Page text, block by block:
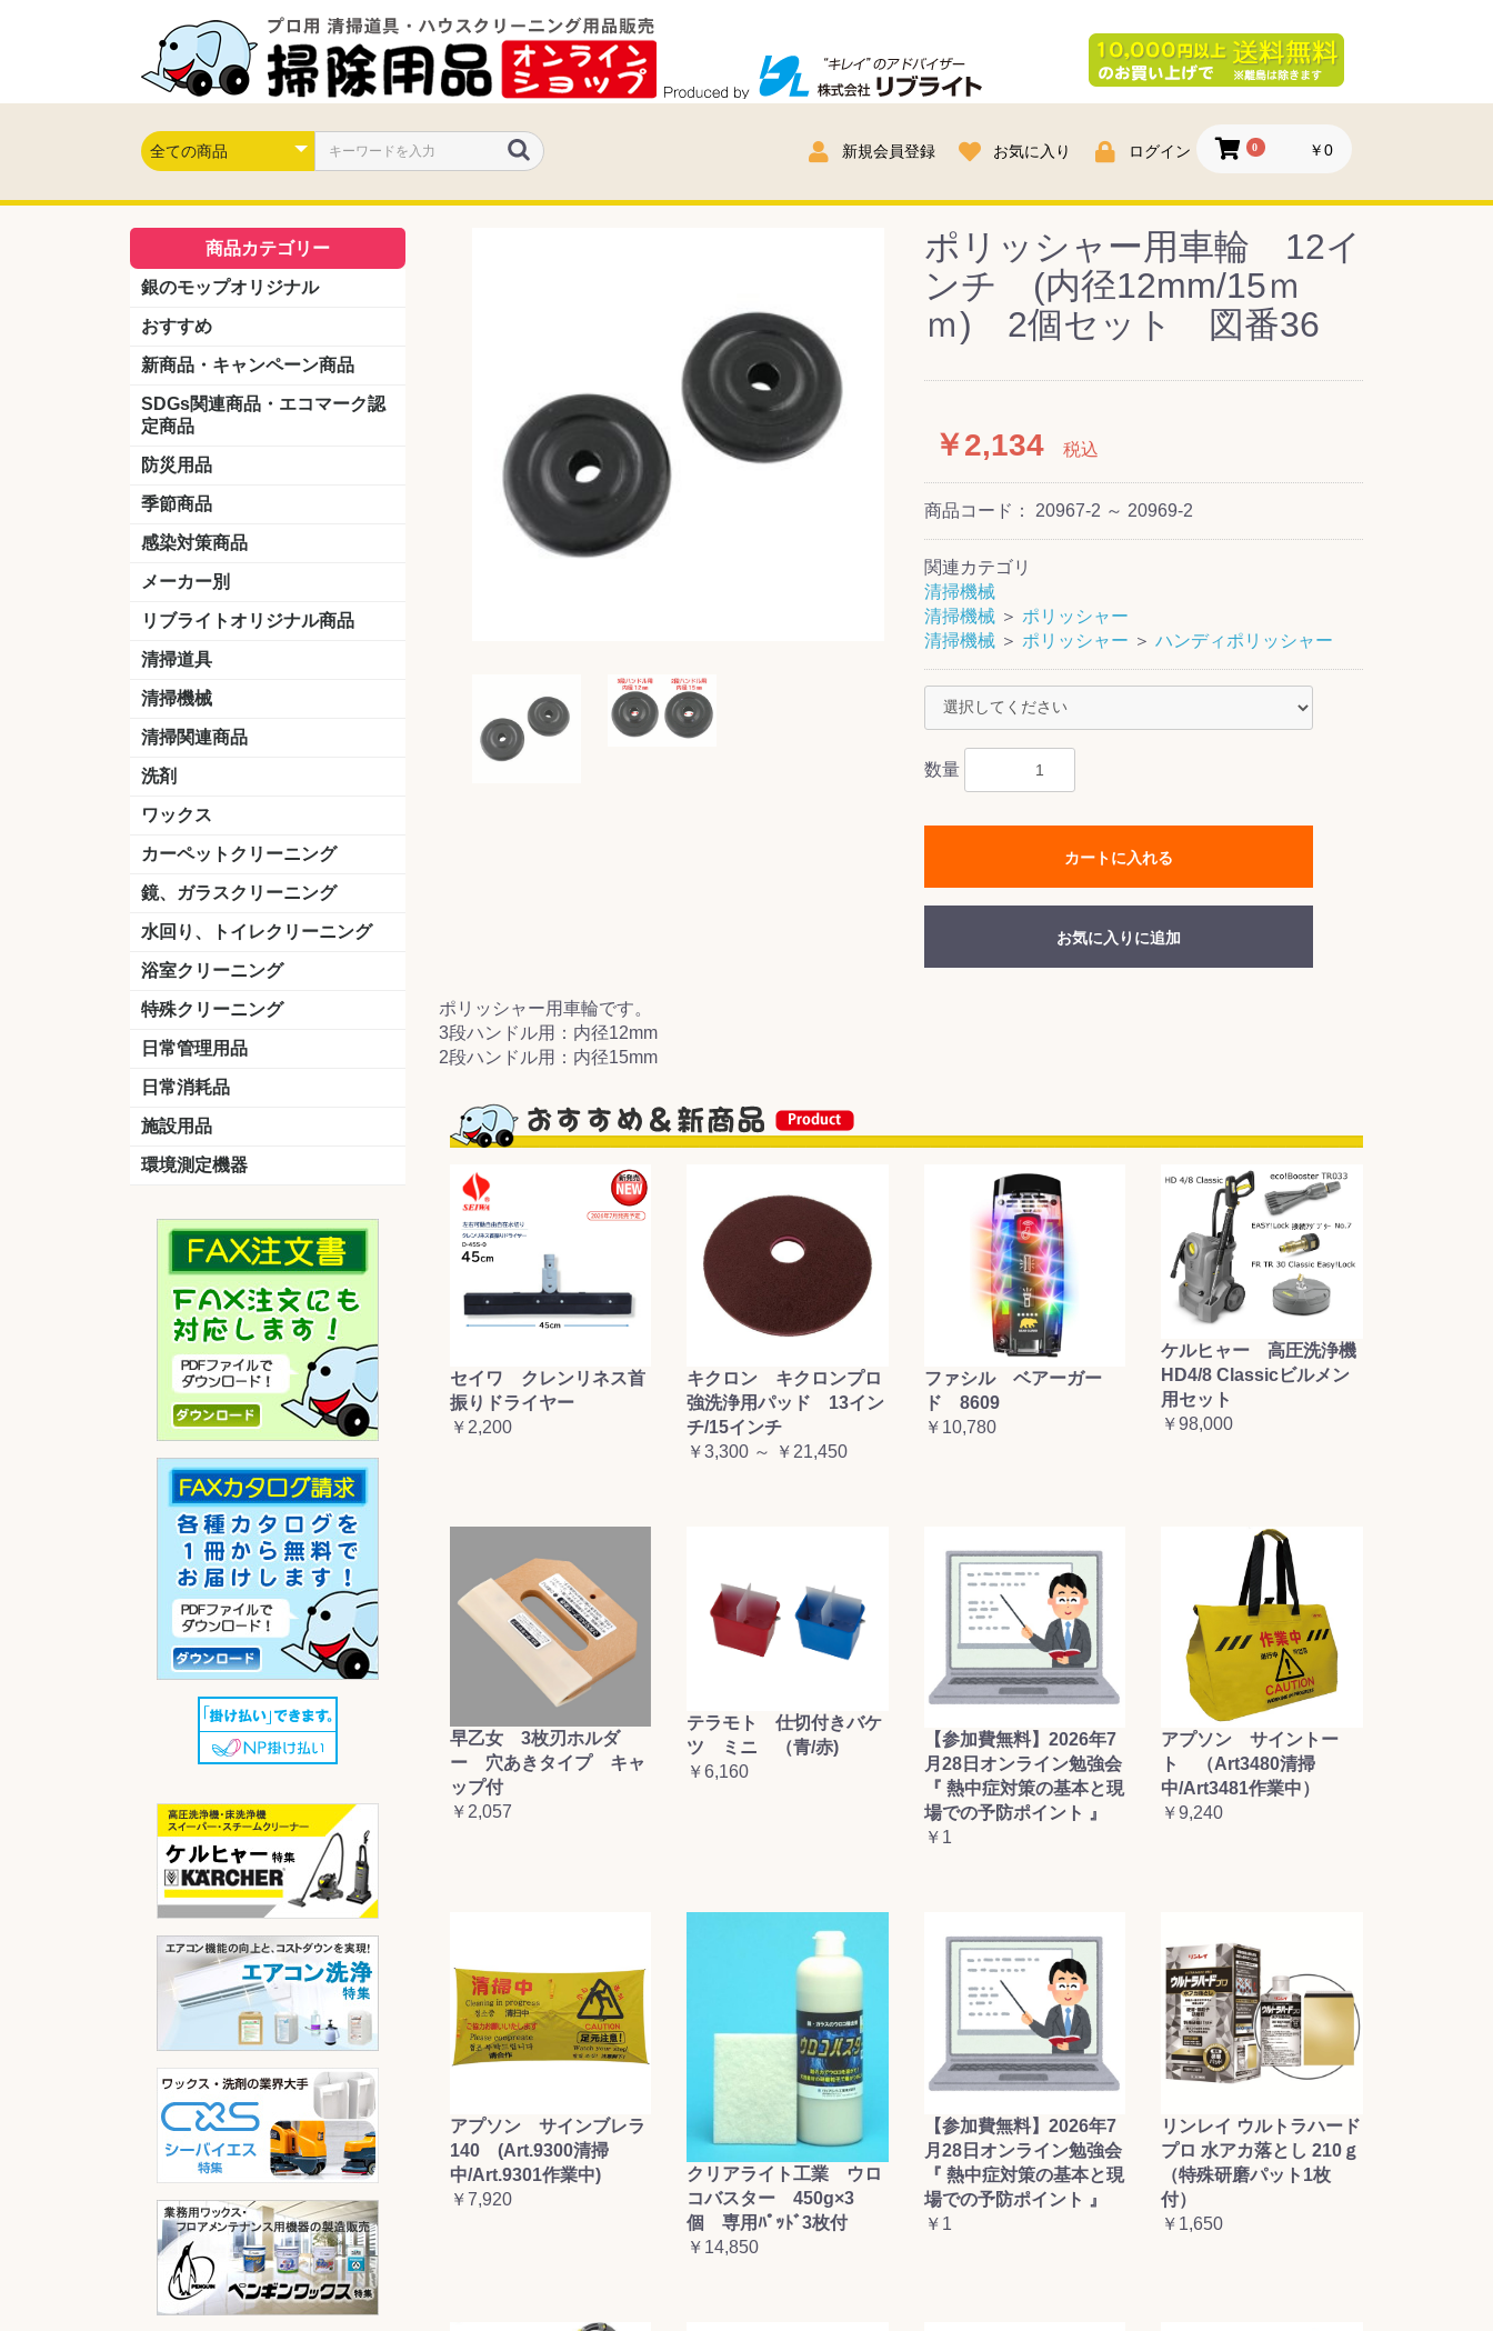
新規会員登録 お気に入り ログイン 0 ￥0
商品カテゴリー
銀のモップオリジナル
おすすめ
新商品・キャンペーン商品
キャンペーン商品
新製品
SDGs関連商品・エコマーク認
定商品
防災用品
季節商品
感染対策商品
おう吐物
除菌洗剤
うがい薬
マスク
手洗い石鹸
手指消毒
手袋
メーカー別
クオリティ
ニイタカ
シーバイエス
リンレイ
ペンギンワックス
横浜油脂工業
ミッケル化学（旧：スイショウ
ユシロ化学
コニシ
つやげん
ダイカ商事
スリーエムジャパン
山崎産業
テラモト
セイワ
エトレー
ラバーメイド
ジャパックス
日本サニパック
ケルヒャー
マキタ
ショーワグローブ
花王
サラヤ
アルボース
コスケム
ミヤキ
紺商
信徳ポミー
リブライトオリジナル商品
LLオレンジクリーナー
LL油脂専用クリーナー
LLワックスモップ
LL-21
マーベラスiL
清掃道具
ほうき
ちりとり
モップ及び関連品 ワンタッチ式モップ
水切りドライヤー
その他アタッチメント
(ワンタッチ式用)
モップ
ハードフロア用ダストモップ
テラモト
その他
清掃機械
掃除機
ドライバキューム
アップライトバキューム
コードレスタイプ
高圧洗浄機
吸水機
カーペット用マシン
送風機
ポリッシャー スタンダード
高速回転
ハンディポリッシャー
関連商品
ポリッシャー・自動床洗浄機用
掃除機用紙パック
その他
清掃関連商品
ダストカート
台車
移動式バレット
脚立
モップハンガー
サインボード
光沢計
カーペット汚染度計
洗剤
床用表面洗浄剤
ハクリ剤
厨房用
工場用
石材用
サビ用
木材用
タイル用
外壁用
壁面用
手あか用
病院用
除菌用
ワックス
樹脂ワックス
半樹脂ワックス
フローリング用
病院用ワックス
中性ワックス
石材用
木床用
その他
カーペットクリーニング
洗剤
ブラシ
パット
その他
鏡、ガラスクリーニング
ガラスワイパー
シャンパー(ウオッシャー)
ガラススクイジー
ケレン
ツールホルダー
洗剤 うろこ取り
天井・高所作業
水回り、トイレクリーニング
洗剤
尿石除去剤
水アカ除去剤
排水管つまり除去剤
消臭・防臭剤
道具
浴室クリーニング
洗剤
バスクリーナー
カビ取り剤
道具
特殊クリーニング
石材
エアコン
リンス&中和剤&前処理
洗浄ツール
洗浄シート
外壁
その他
日常管理用品
クリーナー
洗濯用洗剤
油汚れ落とし
サビ取り剤
タバコ専用消臭
日常消耗品
トイレットペーパー
ペーパータオル
便座除菌クリーナー
ポリ袋
施設用品
マット・他
ベンチ
灰皿
傘立
くず入れ
環境測定機器
ポリッシャー用車輪 12イ
ンチ (内径12mm/15ｍ
ｍ) 2個セット 図番36
￥2,134 税込
商品コード： 20967-2 ～ 20969-2
関連カテゴリ
清掃機械
清掃機械 ＞ ポリッシャー
清掃機械 ＞ ポリッシャー ＞ ハンディポリッシャー
数量
カートに入れる
お気に入りに追加
ポリッシャー用車輪です。
3段ハンドル用：内径12mm
2段ハンドル用：内径15mm
セイワ クレンリネス首
振りドライヤー
￥2,200
キクロン キクロンプロ
強洗浄用パッド 13イン
チ/15インチ
￥3,300 ～ ￥21,450
ファシル ベアーガー
ド 8609
￥10,780
ケルヒャー 高圧洗浄機
HD4/8 Classicビルメン
用セット
￥98,000
早乙女 3枚刃ホルダ
ー 穴あきタイプ キャ
ップ付
￥2,057
テラモト 仕切付きバケ
ツ ミニ （青/赤)
￥6,160
【参加費無料】2026年7
月28日オンライン勉強会
『 熱中症対策の基本と現
場での予防ポイント 』
￥1
アプソン サイントー
ト （Art3480清掃
中/Art3481作業中）
￥9,240
アプソン サインブレラ
140 (Art.9300清掃
中/Art.9301作業中)
￥7,920
クリアライト工業 ウロ
コバスター 450g×3
個 専用ﾊﾟｯﾄﾞ3枚付
￥14,850
【参加費無料】2026年7
月28日オンライン勉強会
『 熱中症対策の基本と現
場での予防ポイント 』
￥1
リンレイ ウルトラハード
プロ 水アカ落とし 210ｇ
（特殊研磨パット1枚
付）
￥1,650